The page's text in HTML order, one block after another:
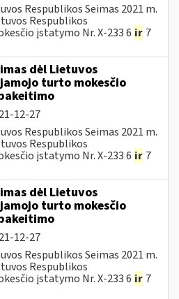
Respublikos Seimas 2021 m.
Respublikos
įstatymo Nr. X-233 6 ir 7
dėl Lietuvos
turto mokesčio
12-27
Respublikos Seimas 2021 m.
Respublikos
įstatymo Nr. X-233 6 ir 7
dėl Lietuvos
turto mokesčio
12-27
Respublikos Seimas 2021 m.
Respublikos
įstatymo Nr. X-233 6 ir 7